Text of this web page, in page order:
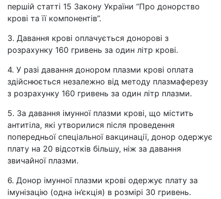
першій статті 15 Закону України “Про донорство
крові та її компонентів”.
3. Давання крові оплачується донорові з
розрахунку 160 гривень за один літр крові.
4. У разі давання донором плазми крові оплата
здійснюється незалежно від методу плазмаферезу
з розрахунку 160 гривень за один літр плазми.
5. За давання імунної плазми крові, що містить
антитіла, які утворилися після проведення
попередньої спеціальної вакцинації, донор одержує
плату на 20 відсотків більшу, ніж за давання
звичайної плазми.
6. Донор імунної плазми крові одержує плату за
імунізацію (одна ін’єкція) в розмірі 30 гривень.